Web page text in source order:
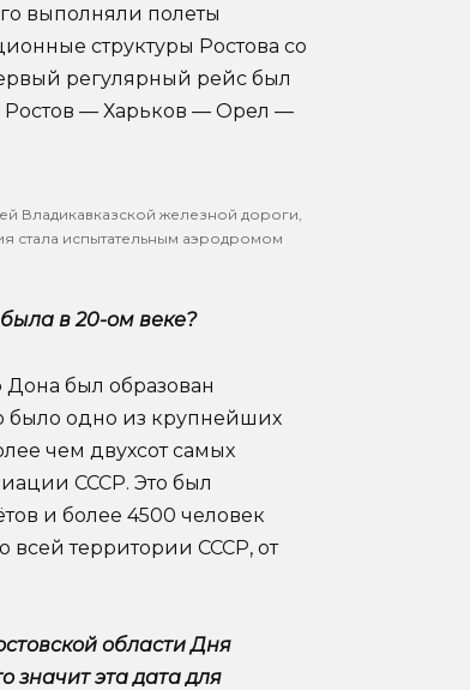
выполняли полеты
структуры Ростова со
регулярный рейс был
Ростов — Харьков — Орел —
Владикавказской железной дороги,
стала испытательным аэродромом
в 20-ом веке?
Дона был образован
было одно из крупнейших
чем двухсот самых
СССР. Это был
и более 4500 человек
всей территории СССР, от
области Дня
значит эта дата для